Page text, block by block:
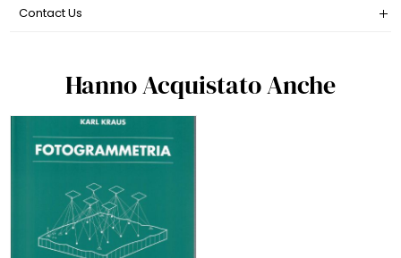
Contact Us
Hanno Acquistato Anche